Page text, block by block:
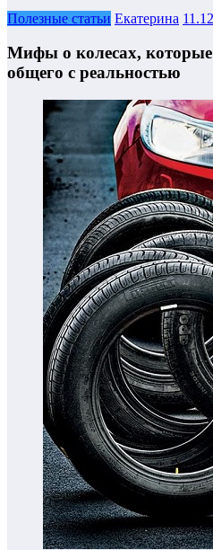
Полезные статьи Екатерина
Мифы о колесах,
общего с реальностью